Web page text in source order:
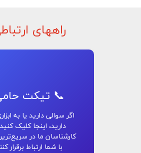
راههای
📞 تیکت
اگر سوالی دارید یا به
دارید، اینجا کلیک
کارشناسان ما در
با شما ارتباط برقرار